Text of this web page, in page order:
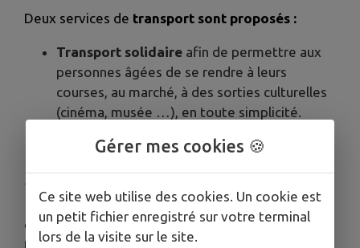
Deux services de transport sont proposés :
Transport solidaire afin de permettre aux
personnes âgées de se rendre à leurs
courses, au marché, à des sorties culturelles
(cinéma, musée …), en toute simplicité.
vous médicaux
✨
Fraternité
❤️
Leur credo :Faire Ensemble, Rompre
Gérer mes cookies 🍪
Ce site web utilise des cookies. Un cookie est
un petit fichier enregistré sur votre terminal
lors de la visite sur le site.